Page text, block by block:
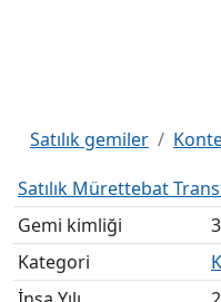
Satılık gemiler
Satılık Mürettebat
Gemi kimliği
Kategori